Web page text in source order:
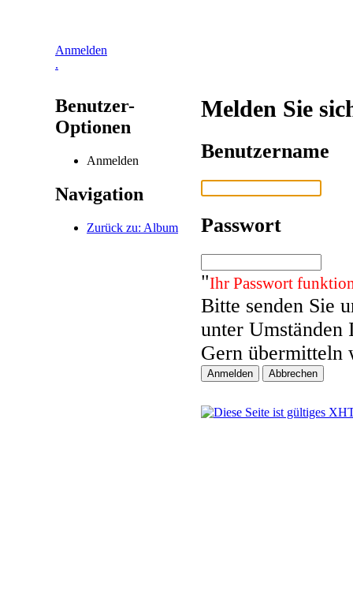
Anmelden
.
Benutzer-
Optionen
Anmelden
Navigation
Zurück zu: Album
Melden Sie
Benutzername
Passwort
"Ihr Passwort
Bitte senden Sie
unter Umständen
Gern übermitteln